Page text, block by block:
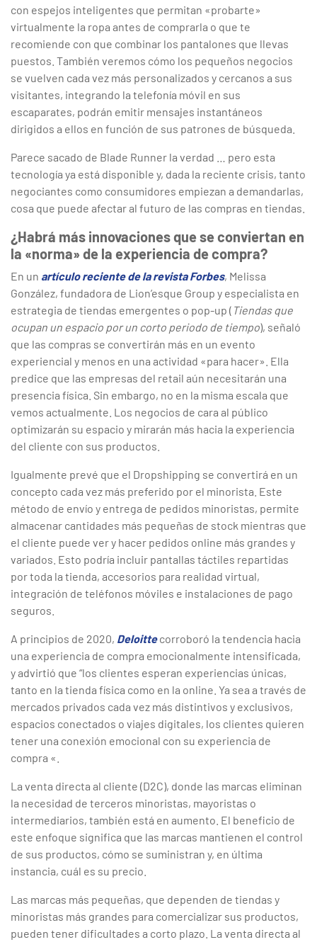
con espejos inteligentes que permitan «probarte»
virtualmente la ropa antes de comprarla o que te
recomiende con que combinar los pantalones que llevas
puestos. También veremos cómo los pequeños negocios
se vuelven cada vez más personalizados y cercanos a sus
visitantes, integrando la telefonía móvil en sus
escaparates, podrán emitir mensajes instantáneos
dirigidos a ellos en función de sus patrones de búsqueda.
Parece sacado de Blade Runner la verdad … pero esta
tecnología ya está disponible y, dada la reciente crisis, tanto
negociantes como consumidores empiezan a demandarlas,
cosa que puede afectar al futuro de las compras en tiendas.
¿Habrá más innovaciones que se conviertan en
la «norma» de la experiencia de compra?
En un artículo reciente de la revista Forbes, Melissa
González, fundadora de Lion’esque Group y especialista en
estrategia de tiendas emergentes o pop-up ( Tiendas que
ocupan un espacio por un corto periodo de tiempo), señaló
que las compras se convertirán más en un evento
experiencial y menos en una actividad «para hacer». Ella
predice que las empresas del retail aún necesitarán una
presencia física. Sin embargo, no en la misma escala que
vemos actualmente. Los negocios de cara al público
optimizarán su espacio y mirarán más hacia la experiencia
del cliente con sus productos.
Igualmente prevé que el Dropshipping se convertirá en un
concepto cada vez más preferido por el minorista. Este
método de envío y entrega de pedidos minoristas, permite
almacenar cantidades más pequeñas de stock mientras que
el cliente puede ver y hacer pedidos online más grandes y
variados. Esto podría incluir pantallas táctiles repartidas
por toda la tienda, accesorios para realidad virtual,
integración de teléfonos móviles e instalaciones de pago
seguros.
A principios de 2020, Deloittecorroboró la tendencia hacia
una experiencia de compra emocionalmente intensificada,
y advirtió que “los clientes esperan experiencias únicas,
tanto en la tienda física como en la online. Ya sea a través de
mercados privados cada vez más distintivos y exclusivos,
espacios conectados o viajes digitales, los clientes quieren
tener una conexión emocional con su experiencia de
compra «.
La venta directa al cliente (D2C), donde las marcas eliminan
la necesidad de terceros minoristas, mayoristas o
intermediarios, también está en aumento. El beneficio de
este enfoque significa que las marcas mantienen el control
de sus productos, cómo se suministran y, en última
instancia, cuál es su precio.
Las marcas más pequeñas, que dependen de tiendas y
minoristas más grandes para comercializar sus productos,
pueden tener dificultades a corto plazo. La venta directa al